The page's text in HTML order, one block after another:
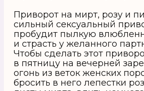
Приворот на мирт, розу и
сильный сексуальный
пробудит пылкую
и страсть у желанного
Чтобы сделать этот
в пятницу на вечерней
огонь из веток женских
бросить в него лепестки